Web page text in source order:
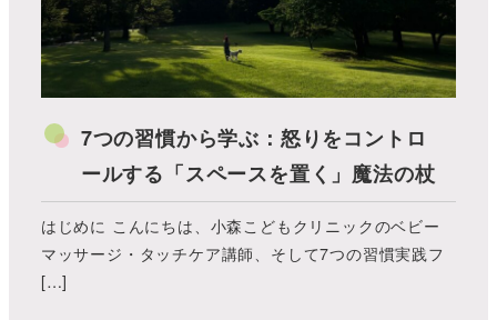
7つの習慣から学ぶ：怒りをコントロ
ールする「スペースを置く」魔法の杖
はじめに こんにちは、小森こどもクリニックのベビー
マッサージ・タッチケア講師、そして7つの習慣実践フ
[…]